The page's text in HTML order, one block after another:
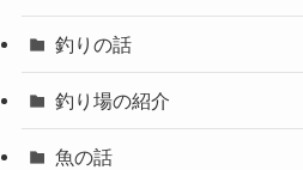
釣りの話
釣り場の紹介
魚の話